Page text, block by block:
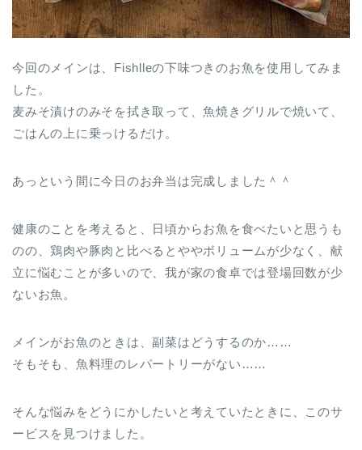
今回のメインは、Fishlleの下味つきのお魚を使用してみま
した。
麦みそ漬けのみそを拭き取って、魚焼きグリルで焼いて、
ごはんの上に乗っけるだけ。
あっという間に今日のお弁当は完成しました＾＾
健康のことを考えると、日頃からお魚を食べたいと思うも
のの、鶏肉や豚肉と比べるとややボリュームが少なく、献
立に悩むことが多いので、我が家の食卓では登場回数が少
ないお魚。
メインがお魚のときは、副菜はどうするのか……
そもそも、魚料理のレパートリーがない……
そんな悩みをどうにかしたいと考えていたときに、このサ
ービスを見つけました。